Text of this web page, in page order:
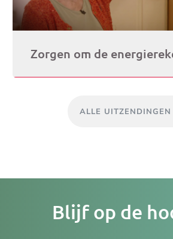
Zorgen om de
ALLE UITZENDINGEN
Blijf op de